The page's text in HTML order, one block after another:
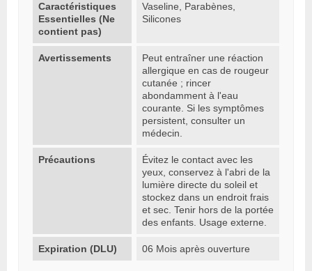
Caractéristiques
Essentielles (Ne
contient pas)
Vaseline, Parabènes,
Silicones
Avertissements
Peut entraîner une réaction
allergique en cas de rougeur
cutanée ; rincer
abondamment à l'eau
courante. Si les symptômes
persistent, consulter un
médecin.
Précautions
Évitez le contact avec les
yeux, conservez à l'abri de la
lumière directe du soleil et
stockez dans un endroit frais
et sec. Tenir hors de la portée
des enfants. Usage externe.
Expiration (DLU) 06 Mois après ouverture